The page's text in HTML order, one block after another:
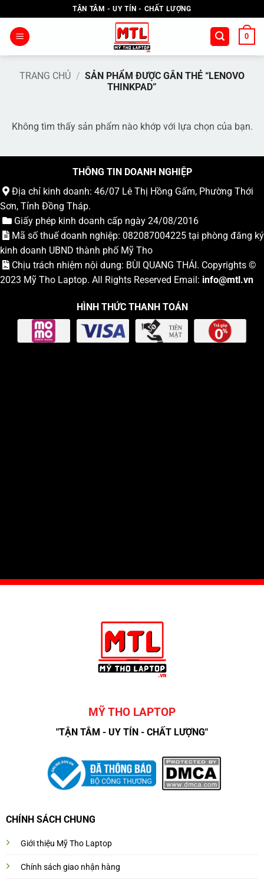
qua
nội
TẬN TÂM - UY TÍN - CHẤT LƯỢNG
0
TRANG CHỦ / SẢN PHẨM ĐƯỢC GẮN THẺ “LENOVO
THINKPAD”
Không tìm thấy sản phẩm nào khớp với lựa chọn của bạn.
THÔNG TIN DOANH NGHIỆP
Địa chỉ kinh doanh: 46/07 Lê Thị Hồng Gấm, Phường Thới
Sơn, Tỉnh Đồng Tháp.
Giấy phép kinh doanh cấp ngày 24/08/2016
Mã số thuế doanh nghiệp: 082087004225 tại phòng đăng ký
kinh doanh UBND thành phố Mỹ Tho
Chịu trách nhiệm nội dung: BÙI QUANG THÁI. Copyrights ©
2023 Mỹ Tho Laptop. All Rights Reserved Email: info@mtl.vn
HÌNH THỨC THANH TOÁN
MỸ THO LAPTOP
"TẬN TÂM - UY TÍN - CHẤT LƯỢNG"
CHÍNH SÁCH CHUNG
Giới thiệu Mỹ Tho Laptop
Chính sách giao nhận hàng